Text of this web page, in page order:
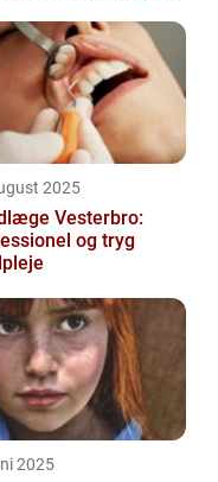
2025
Vesterbro:
og tryg
2025